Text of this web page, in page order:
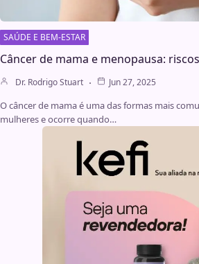
SAÚDE E BEM-ESTAR
Câncer de mama e menopausa:
Dr. Rodrigo Stuart Jun 27, 2025
O câncer de mama é uma das formas mais
mulheres e ocorre quando…